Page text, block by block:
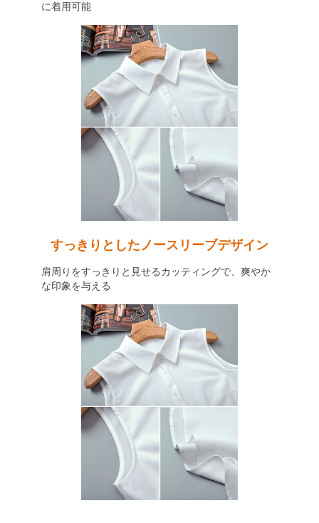
に着用可能
すっきりとしたノースリーブデザイン
肩周りをすっきりと見せるカッティングで、爽やか
な印象を与える